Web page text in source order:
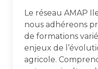
Le réseau AMAP
nous adhéreons
de formations
enjeux de
agricole.